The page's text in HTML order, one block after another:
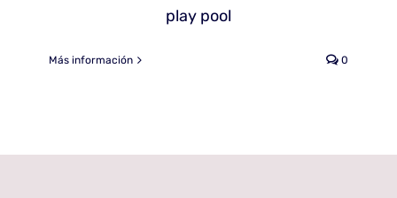
play pool
Más información 0